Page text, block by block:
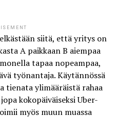
siitä, että yritys on
A paikkaan B aiempaa
tapaa nopeampaa,
työnantaja. Käytännössä
tienata ylimääräistä rahaa
kokopäiväiseksi Uber-
myös muun muassa